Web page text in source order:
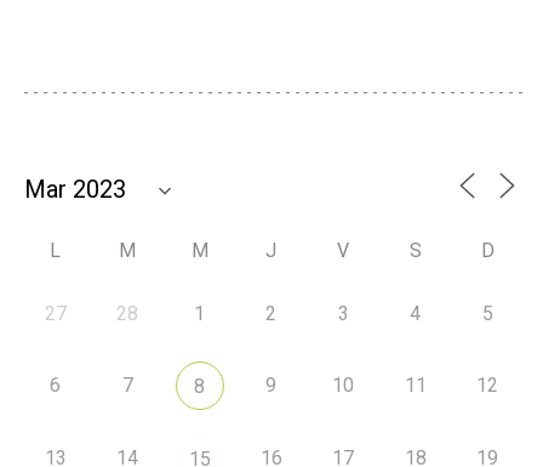
L M M J V S D
27 28 1 2 3 4 5
6 7 8 9 10 11 12
13 14 15 16 17 18 19